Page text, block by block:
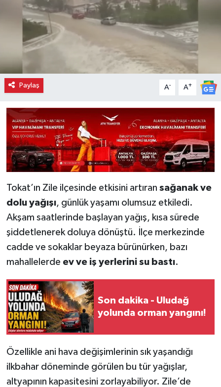
Paylaş A- A+
Tokat’ın Zile ilçesinde etkisini artıran sağanak ve
dolu yağışı, günlük yaşamı olumsuz etkiledi.
Akşam saatlerinde başlayan yağış, kısa sürede
şiddetlenerek doluya dönüştü. İlçe merkezinde
cadde ve sokaklar beyaza bürünürken, bazı
mahallelerde ev ve iş yerlerini su bastı.
Son dakika - Uludağ
yolunda orman yangını!
Özellikle ani hava değişimlerinin sık yaşandığı
ilkbahar döneminde görülen bu tür yağışlar,
altyapının kapasitesini zorlayabiliyor. Zile’de